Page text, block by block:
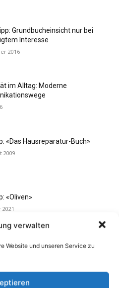
verwalten
Website und unseren Service zu
Grundbucheinsicht nur bei
Interesse
2016
im Alltag: Moderne
«Das Hausreparatur-Buch»
2009
«Oliven»
2021